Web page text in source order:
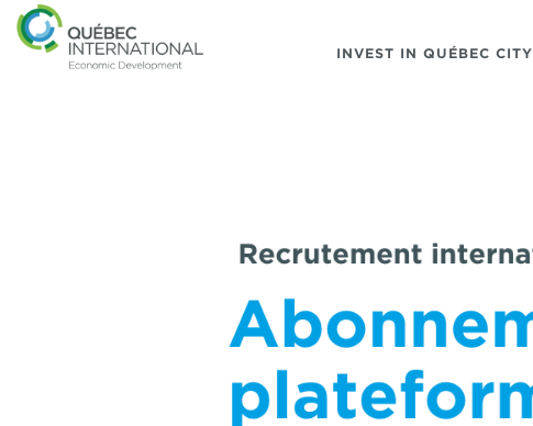
INVEST IN QUÉBEC CITY